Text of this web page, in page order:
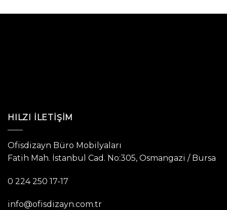
HILZI İLETIŞIM
Ofisdizayn Büro Mobilyaları
Fatih Mah. İstanbul Cad. No:305, Osmangazi / Bursa
0 224 250 17-17
info@ofisdizayn.com.tr